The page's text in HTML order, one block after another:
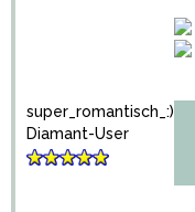
super_romantisch_:)
Diamant-User